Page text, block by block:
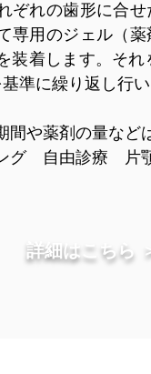
ぞれの歯形に合
専用のジェル（
装着します。そ
準に繰り返し行い
や薬剤の量など
グ 自由診療 片顎
詳細はこちら